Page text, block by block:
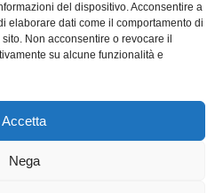
del dispositivo. Acconsentire a
elaborare dati come il comportamento di
Non acconsentire o revocare il
su alcune funzionalità e
Accetta
Nega
un preventivo
un preventivo